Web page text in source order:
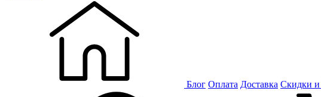
Блог Оплата Доставка Скидки